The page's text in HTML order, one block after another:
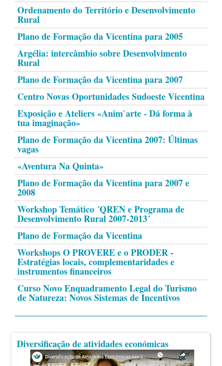
Ordenamento do Território e Desenvolvimento
Rural
Plano de Formação da Vicentina para 2005
Argélia: intercâmbio sobre Desenvolvimento
Rural
Plano de Formação da Vicentina para 2007
Centro Novas Oportunidades Sudoeste Vicentina
Exposição e Ateliers «Anim`arte - Dá forma à
tua imaginação»
Plano de Formação da Vicentina 2007: Últimas
vagas
«Aventura Na Quinta»
Plano de Formação da Vicentina para 2007 e
2008
Workshop Temático ´QREN e Programa de
Desenvolvimento Rural 2007-2013´
Plano de Formação da Vicentina
Workshops O PROVERE e o PRODER -
Estratégias locais, complementaridades e
instrumentos financeiros
Curso Novo Enquadramento Legal do Turismo
de Natureza: Novos Sistemas de Incentivos
Diversificação de atividades económicas